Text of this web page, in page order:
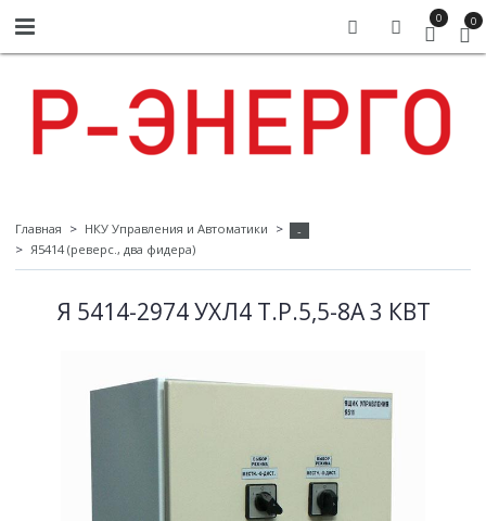
0 0
Главная НКУ Управления и Автоматики
-
Я5414 (реверс., два фидера)
Я 5414-2974 УХЛ4 Т.Р.5,5-8А 3 КВТ